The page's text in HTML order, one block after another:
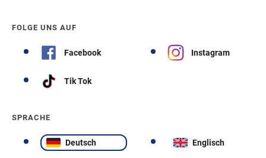
FOLGE UNS AUF
Facebook Instagram
Tik Tok
SPRACHE
Deutsch Englisch